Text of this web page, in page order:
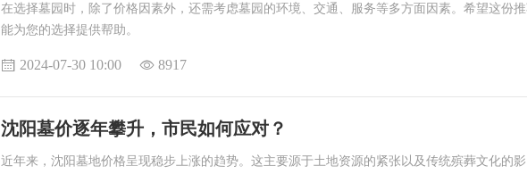
在选择墓园时，除了价格因素外，还需考虑墓园的环境、交通、服务等多方面因素。希望这份
能为您的选择提供帮助。
2024-07-30 10:00 8917
沈阳墓价逐年攀升，市民如何应对？
近年来，沈阳墓地价格呈现稳步上涨的趋势。这主要源于土地资源的紧张以及传统殡葬文化的影